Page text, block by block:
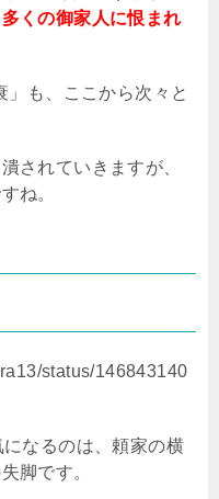
多くの御家人に恨まれ
も、ここから次々と
されていきますが、
ね。
status/146843140
なるのは、頼家の横
脚です。